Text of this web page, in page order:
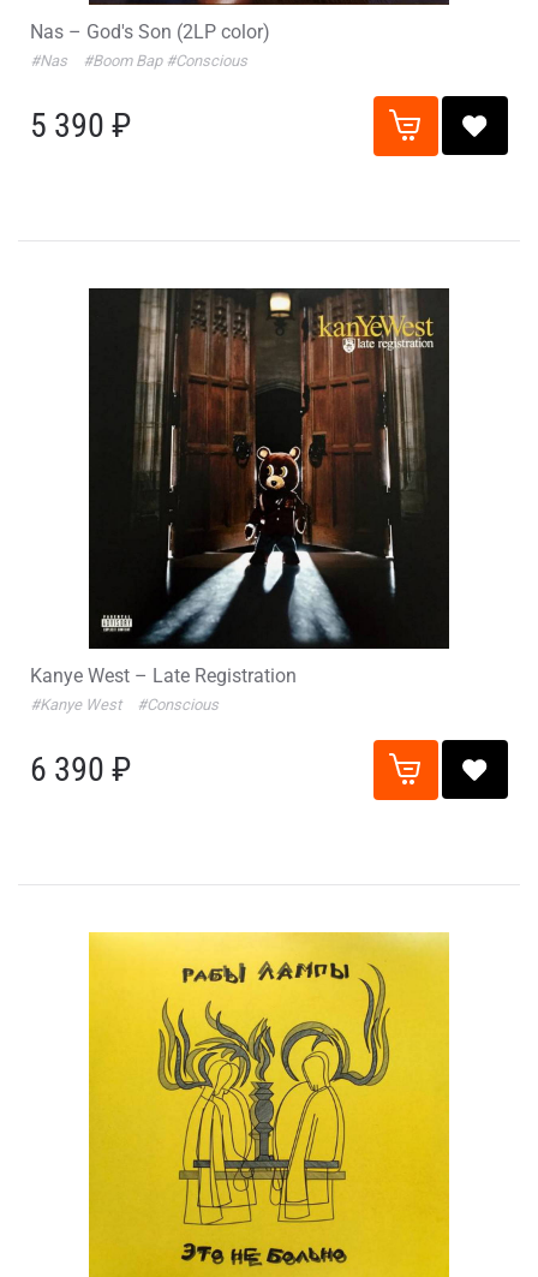
Nas – God's Son (2LP color)
#Nas #Boom Bap #Conscious
5 390 ₽
Kanye West – Late Registration
#Kanye West #Conscious
6 390 ₽